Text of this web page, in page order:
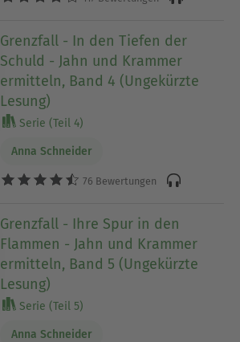
Grenzfall - In den Tiefen der
Schuld - Jahn und Krammer
ermitteln, Band 4 (Ungekürzte
Lesung)
Serie (Teil 4)
Anna Schneider
76 Bewertungen
Grenzfall - Ihre Spur in den
Flammen - Jahn und Krammer
ermitteln, Band 5 (Ungekürzte
Lesung)
Serie (Teil 5)
Anna Schneider